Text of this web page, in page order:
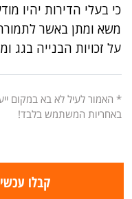
כי בעלי הדירות יהיו
משא ומתן באשר
על זכויות הבנייה בגג
* האמור לעיל לא בא במקום
באחריות המשתמש בלבד!
קבלו